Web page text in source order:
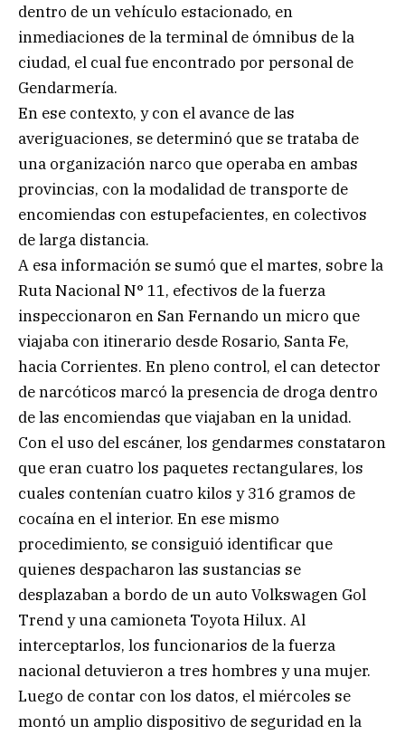
dentro de un vehículo estacionado, en
inmediaciones de la terminal de ómnibus de la
ciudad, el cual fue encontrado por personal de
Gendarmería.
En ese contexto, y con el avance de las
averiguaciones, se determinó que se trataba de
una organización narco que operaba en ambas
provincias, con la modalidad de transporte de
encomiendas con estupefacientes, en colectivos
de larga distancia.
A esa información se sumó que el martes, sobre la
Ruta Nacional N° 11, efectivos de la fuerza
inspeccionaron en San Fernando un micro que
viajaba con itinerario desde Rosario, Santa Fe,
hacia Corrientes. En pleno control, el can detector
de narcóticos marcó la presencia de droga dentro
de las encomiendas que viajaban en la unidad.
Con el uso del escáner, los gendarmes constataron
que eran cuatro los paquetes rectangulares, los
cuales contenían cuatro kilos y 316 gramos de
cocaína en el interior. En ese mismo
procedimiento, se consiguió identificar que
quienes despacharon las sustancias se
desplazaban a bordo de un auto Volkswagen Gol
Trend y una camioneta Toyota Hilux. Al
interceptarlos, los funcionarios de la fuerza
nacional detuvieron a tres hombres y una mujer.
Luego de contar con los datos, el miércoles se
montó un amplio dispositivo de seguridad en la